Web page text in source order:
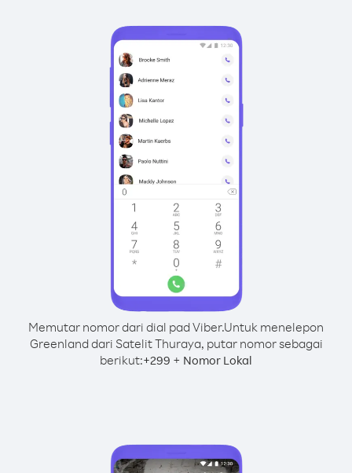
Memutar nomor dari dial pad Viber.Untuk menelepon
Greenland dari Satelit Thuraya, putar nomor sebagai
berikut:+299 + Nomor Lokal